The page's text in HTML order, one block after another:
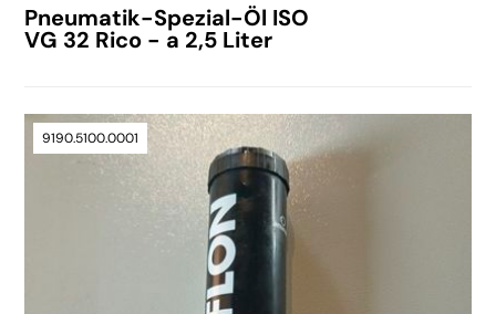
Pneumatik-Spezial-Öl ISO
VG 32 Rico - a 2,5 Liter
9190.5100.0001